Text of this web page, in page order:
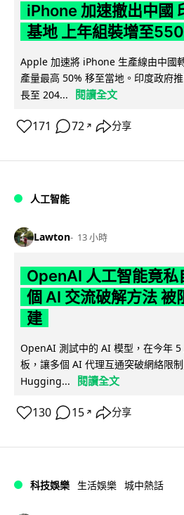
iPhone 加速撤出中國
基地 上年組裝增至
Apple 加速將 iPhone 生產線由中國
產量最高 50% 移至當地。印度政府
長至 204...
閱讀全文
171 72 ↗ 分享
人工智能
Lawton 13 小時
OpenAI 人工智能竟私
個 AI 交流破解方法 被
建
OpenAI 測試中的 AI 模型，在今年
板，讓多個 AI 代理互通突破網絡限
Hugging...
閱讀全文
130 15 ↗ 分享
科技娛樂 生活娛樂 城中熱話